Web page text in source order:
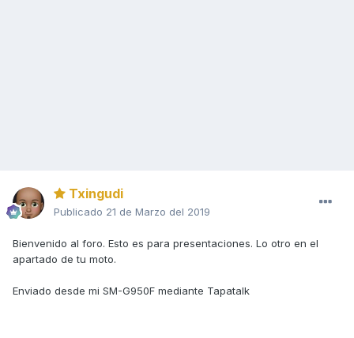
Txingudi
Publicado 21 de Marzo del 2019
Bienvenido al foro. Esto es para presentaciones. Lo otro en el
apartado de tu moto.
Enviado desde mi SM-G950F mediante Tapatalk